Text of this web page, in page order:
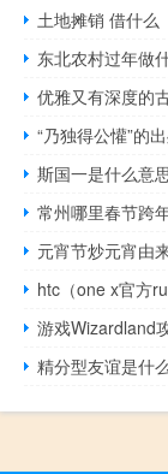
土地摊销 借什么
东北农村过年做
优雅又有深度的
“乃独得公懽”的
斯国一是什么意
常州哪里春节跨
元宵节炒元宵由
htc（one x官方
游戏Wizardland
精分型友谊是什